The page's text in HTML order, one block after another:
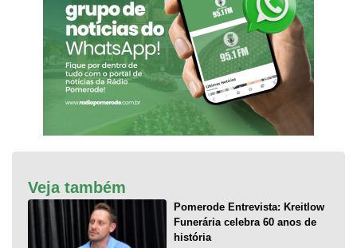
Veja também
Pomerode Entrevista: Kreitlow
Funerária celebra 60 anos de
história